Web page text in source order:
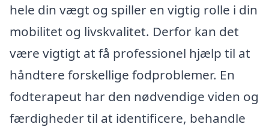
hele din vægt og spiller en vigtig rolle i din
mobilitet og livskvalitet. Derfor kan det
være vigtigt at få professionel hjælp til at
håndtere forskellige fodproblemer. En
fodterapeut har den nødvendige viden og
færdigheder til at identificere, behandle